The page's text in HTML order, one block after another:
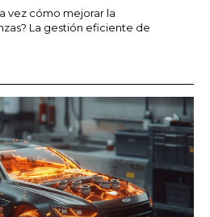
vez cómo mejorar la
La gestión eficiente de